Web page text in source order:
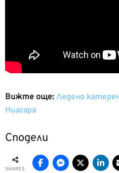
Вижте още: Ледено
Ниагара
Сподели
SHARES